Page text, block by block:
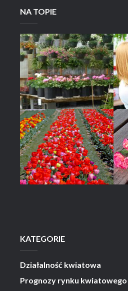
NA TOPIE
KATEGORIE
Działalność kwiatowa
Prognozy rynku kwiatowego